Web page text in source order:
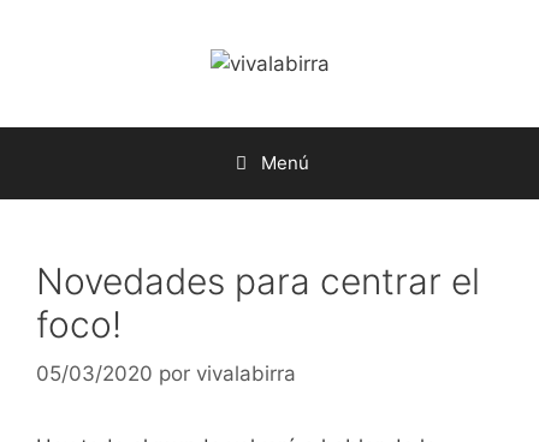
Menú
Novedades para centrar el
foco!
05/03/2020 por vivalabirra